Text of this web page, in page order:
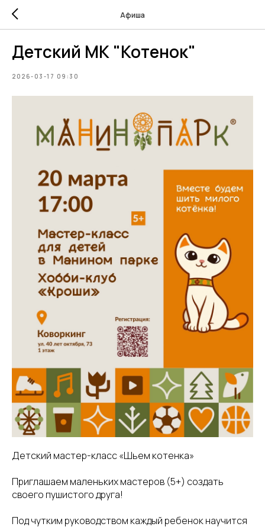
Афиша
Детский МК "Котенок"
2026-03-17 09:30
Детский мастер-класс «Шьем котенка»
Приглашаем маленьких мастеров (5+) создать
своего пушистого друга!
Под чутким руководством каждый ребенок научится